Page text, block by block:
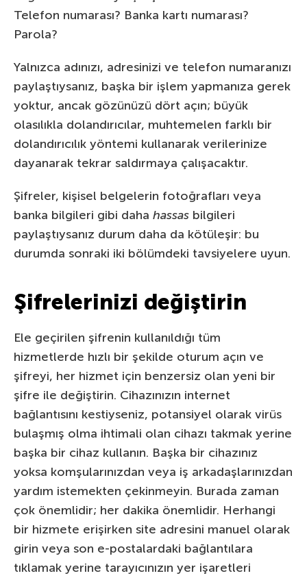
Telefon numarası? Banka kartı numarası?
Parola?
Yalnızca adınızı, adresinizi ve telefon numaranızı
paylaştıysanız, başka bir işlem yapmanıza gerek
yoktur, ancak gözünüzü dört açın; büyük
olasılıkla dolandırıcılar, muhtemelen farklı bir
dolandırıcılık yöntemi kullanarak verilerinize
dayanarak tekrar saldırmaya çalışacaktır.
Şifreler, kişisel belgelerin fotoğrafları veya
banka bilgileri gibi daha hassas bilgileri
paylaştıysanız durum daha da kötüleşir: bu
durumda sonraki iki bölümdeki tavsiyelere uyun.
Şifrelerinizi değiştirin
Ele geçirilen şifrenin kullanıldığı tüm
hizmetlerde hızlı bir şekilde oturum açın ve
şifreyi, her hizmet için benzersiz olan yeni bir
şifre ile değiştirin. Cihazınızın internet
bağlantısını kestiyseniz, potansiyel olarak virüs
bulaşmış olma ihtimali olan cihazı takmak yerine
başka bir cihaz kullanın. Başka bir cihazınız
yoksa komşularınızdan veya iş arkadaşlarınızdan
yardım istemekten çekinmeyin. Burada zaman
çok önemlidir; her dakika önemlidir. Herhangi
bir hizmete erişirken site adresini manuel olarak
girin veya son e-postalardaki bağlantılara
tıklamak yerine tarayıcınızın yer işaretleri